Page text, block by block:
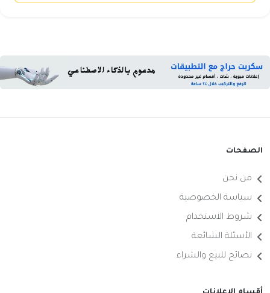
الصفحات
من نحن
سياسة الخصوصية
شروط الاستخدام
الأسئلة الشائعة
نصائح للبيع والشراء